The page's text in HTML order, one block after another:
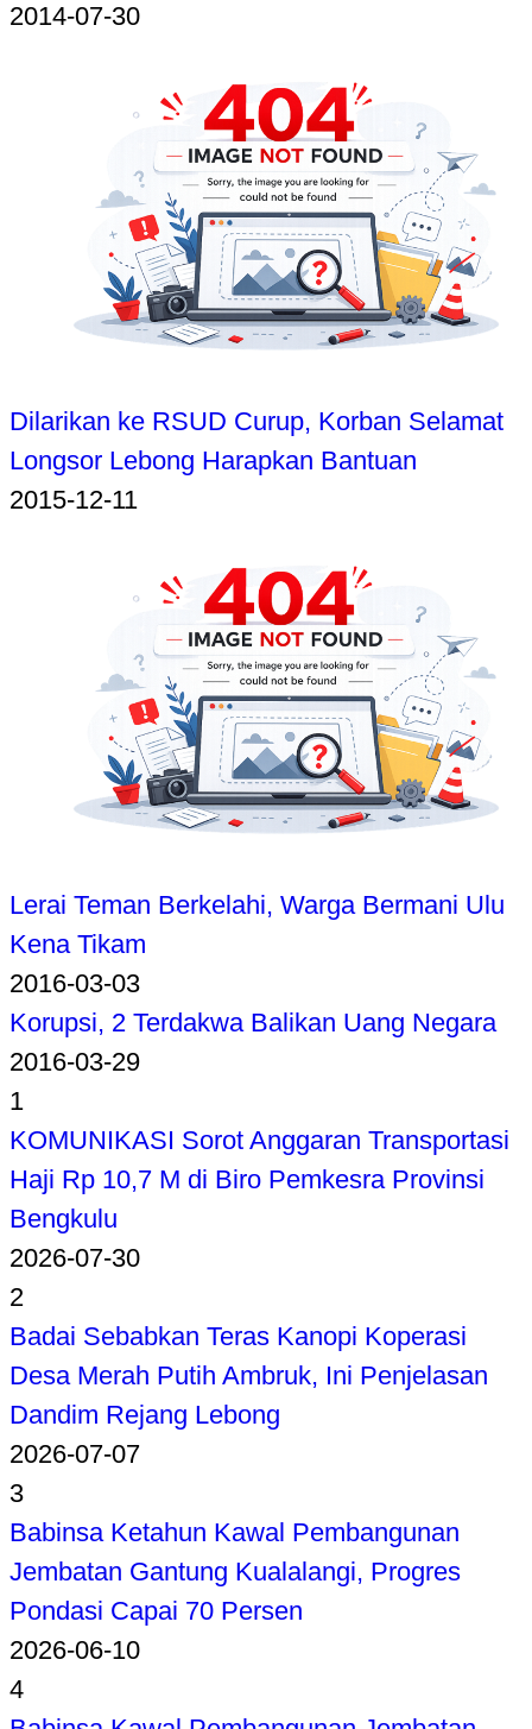
2014-07-30
Dilarikan ke RSUD Curup, Korban Selamat
Longsor Lebong Harapkan Bantuan
2015-12-11
Lerai Teman Berkelahi, Warga Bermani Ulu
Kena Tikam
2016-03-03
Korupsi, 2 Terdakwa Balikan Uang Negara
2016-03-29
1
KOMUNIKASI Sorot Anggaran Transportasi
Haji Rp 10,7 M di Biro Pemkesra Provinsi
Bengkulu
2026-07-30
2
Badai Sebabkan Teras Kanopi Koperasi
Desa Merah Putih Ambruk, Ini Penjelasan
Dandim Rejang Lebong
2026-07-07
3
Babinsa Ketahun Kawal Pembangunan
Jembatan Gantung Kualalangi, Progres
Pondasi Capai 70 Persen
2026-06-10
4